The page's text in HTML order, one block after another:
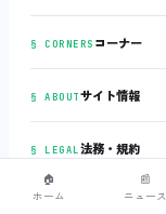
§ CORNERS コーナー
§ ABOUTサイト情報
§ LEGAL法務・規約
🏠
ホーム
📰
ニュース